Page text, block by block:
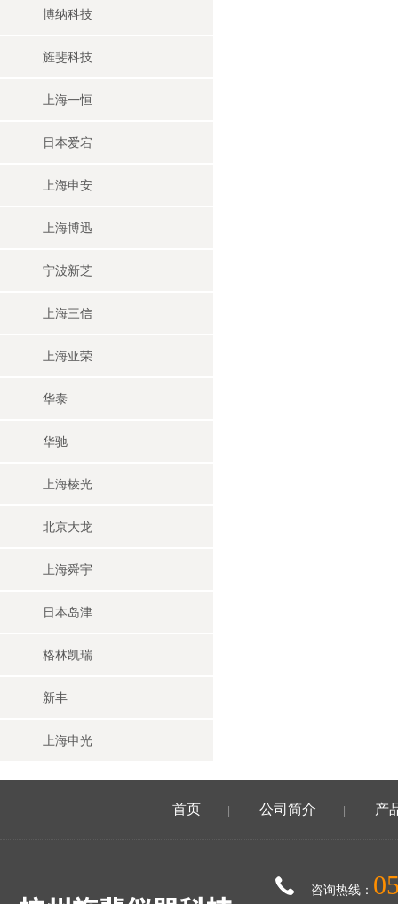
博纳科技
旌斐科技
上海一恒
日本爱宕
上海申安
上海博迅
宁波新芝
上海三信
上海亚荣
华泰
华驰
上海棱光
北京大龙
上海舜宇
日本岛津
格林凯瑞
新丰
上海申光
首页 公司简介 产
咨询热线：